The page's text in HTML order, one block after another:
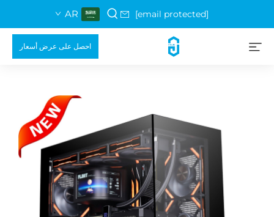
[email protected]
AR
احصل على عرض أسعار